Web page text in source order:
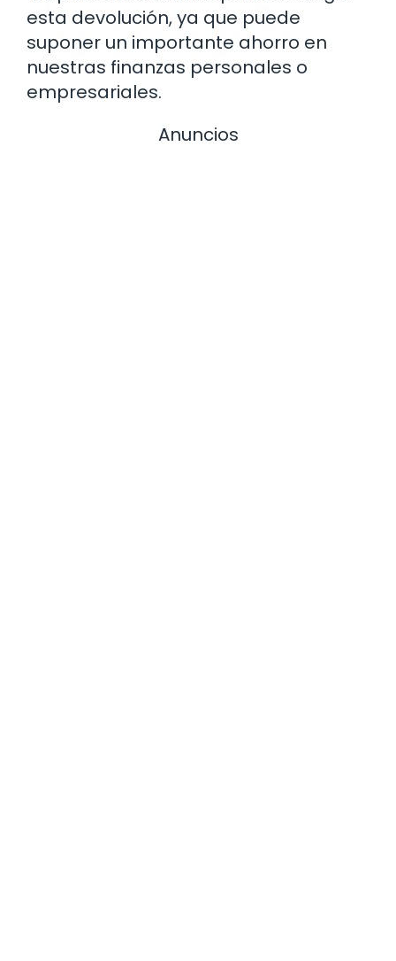
esta devolución, ya que puede
suponer un importante ahorro en
nuestras finanzas personales o
empresariales.
Anuncios